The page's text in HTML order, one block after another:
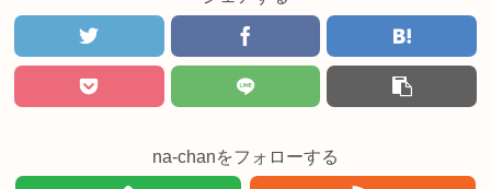
na-chanをフォローする